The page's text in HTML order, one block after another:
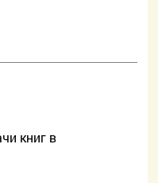
книг в